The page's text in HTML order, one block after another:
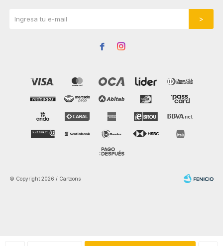
 
© Copyright 2026 / Cartoons